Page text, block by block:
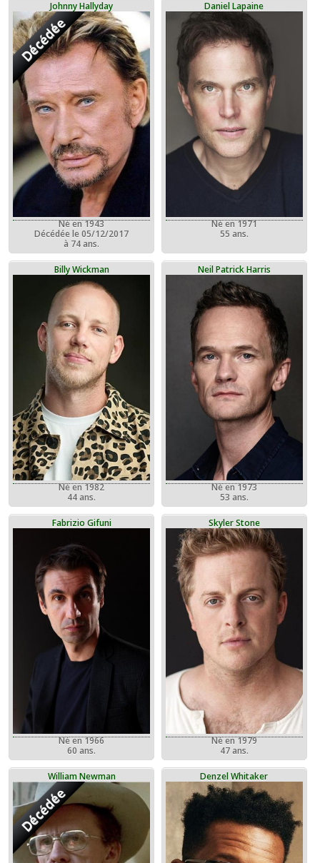
Johnny Hallyday
Décédée
Né en 1943
Décédée le 05/12/2017
à 74 ans.
Daniel Lapaine
Né en 1971
55 ans.
Billy Wickman
Né en 1982
44 ans.
Neil Patrick Harris
Né en 1973
53 ans.
Fabrizio Gifuni
Né en 1966
60 ans.
Skyler Stone
Né en 1979
47 ans.
William Newman
Décédée
Denzel Whitaker